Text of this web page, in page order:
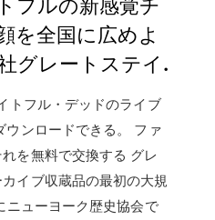
を全国に広めよ
グレートステイ.
トフル・デッドのライブ
ンロードできる。 ファ
を無料で交換する グレ
イブ収蔵品の最初の大規
ューヨーク歴史協会で